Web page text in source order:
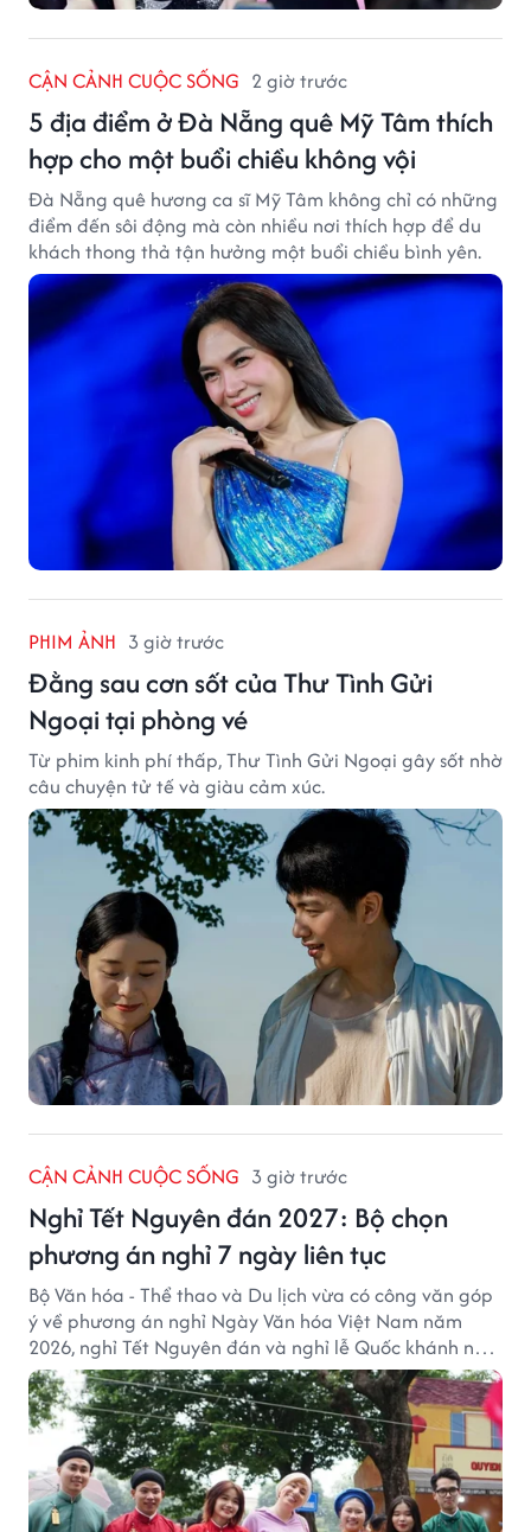
CẬN CẢNH CUỘC SỐNG 2 giờ trước
5 địa điểm ở Đà Nẵng quê Mỹ Tâm thích
hợp cho một buổi chiều không vội
Đà Nẵng quê hương ca sĩ Mỹ Tâm không chỉ có những
điểm đến sôi động mà còn nhiều nơi thích hợp để du
khách thong thả tận hưởng một buổi chiều bình yên.
PHIM ẢNH 3 giờ trước
Đằng sau cơn sốt của Thư Tình Gửi
Ngoại tại phòng vé
Từ phim kinh phí thấp, Thư Tình Gửi Ngoại gây sốt nhờ
câu chuyện tử tế và giàu cảm xúc.
CẬN CẢNH CUỘC SỐNG 3 giờ trước
Nghỉ Tết Nguyên đán 2027: Bộ chọn
phương án nghỉ 7 ngày liên tục
Bộ Văn hóa - Thể thao và Du lịch vừa có công văn góp
ý về phương án nghỉ Ngày Văn hóa Việt Nam năm
2026, nghỉ Tết Nguyên đán và nghỉ lễ Quốc khánh năm
2027.